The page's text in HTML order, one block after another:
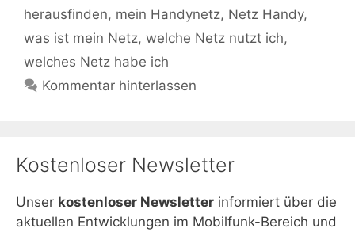
herausfinden, mein Handynetz, Netz Handy,
was ist mein Netz, welche Netz nutzt ich,
welches Netz habe ich
Kommentar hinterlassen
Kostenloser Newsletter
Unser kostenloser Newsletter informiert über die
aktuellen Entwicklungen im Mobilfunk-Bereich und